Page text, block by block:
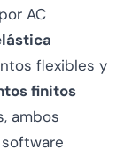
AC
flexibles y
finitos
ambos